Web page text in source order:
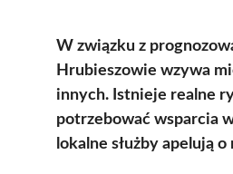
W związku z
Hrubieszowie wzywa
innych. Istnieje realne
potrzebować wsparcia
lokalne służby apelują